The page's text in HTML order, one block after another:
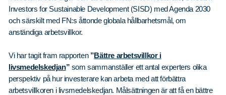
Investors for Sustainable Development (SISD) med Agenda 2030
och särskilt med FN:s åttonde globala hållbarhetsmål, om
anständiga arbetsvillkor.
Vi har tagit fram rapporten ”Bättre arbetsvillkor i
livsmedelskedjan” som sammanställer ett antal experters olika
perspektiv på hur investerare kan arbeta med att förbättra
arbetsvillkoren i livsmedelskedjan. Målsättningen är att få en bättre